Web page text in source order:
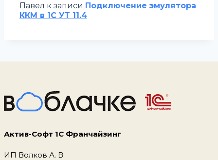
Павел к записи Подключение эмулятора
ККМ в 1С УТ 11.4
Актив-Софт 1С Франчайзинг
ИП Волков А. В.